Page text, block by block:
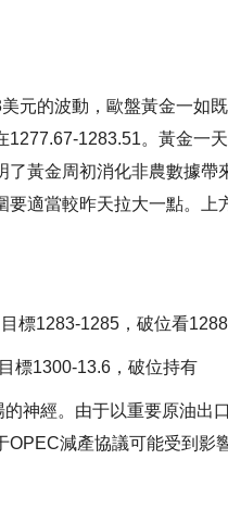
的波動，歐盤黃金一如既
1283.51。黃金一
黃金周初消化非農數據帶
適當較昨天拉大一點。上
標1283-1285，破位看1288
1300-13.6，破位持有
經。由于以重要原油出
減產協議可能受到影